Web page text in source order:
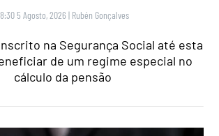
5 Agosto, 2026 | Rubén Gonçalves
na Segurança Social até esta
de um regime especial no
cálculo da pensão